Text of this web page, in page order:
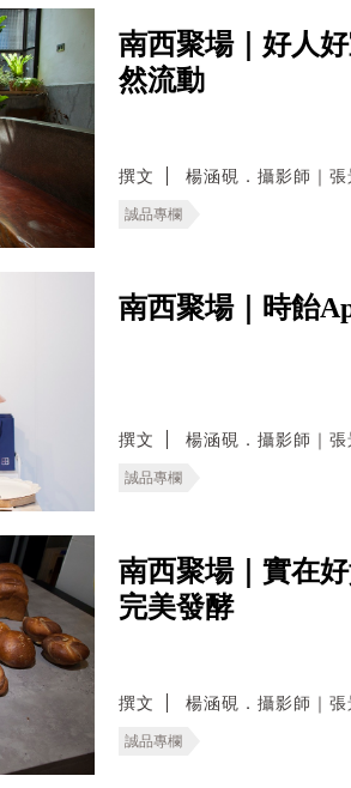
南西聚場｜好人
然流動
撰文 楊涵硯．攝影師｜張
誠品專欄
南西聚場｜時飴
撰文 楊涵硯．攝影師｜張
誠品專欄
南西聚場｜實在
完美發酵
撰文 楊涵硯．攝影師｜張
誠品專欄